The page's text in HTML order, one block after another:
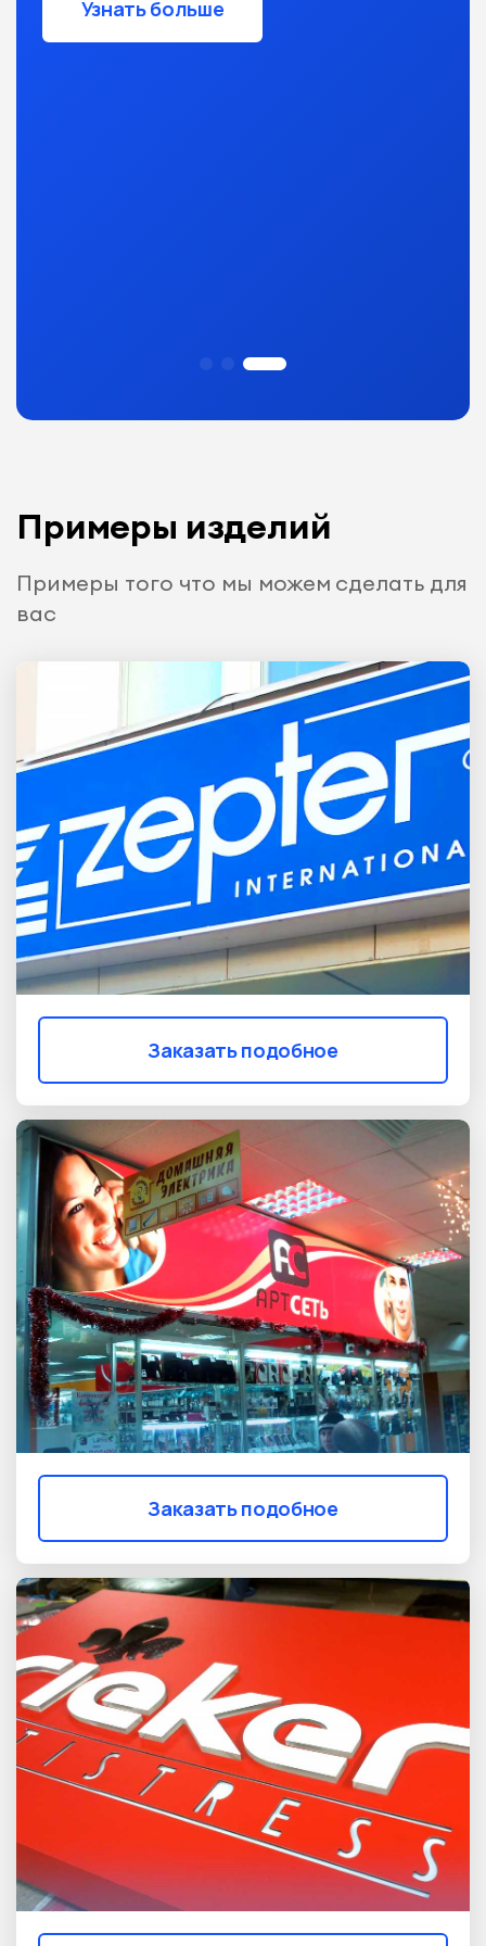
Узнать больше
Примеры изделий
Примеры того что мы можем сделать для
вас
Заказать подобное
Заказать подобное